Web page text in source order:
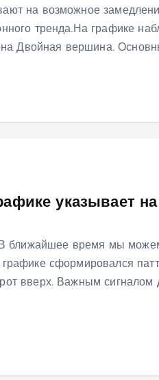
на возможное
тренда.На графике
Двойная вершина.
указывает
ближайшее время мы
сформировался
вверх. Важным сигналом